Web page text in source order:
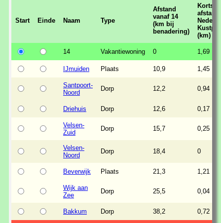
Start Einde Naam Type
Afstand
vanaf 14
(km bij
benadering)
Kortste
(km)
14 Vakantiewoning 0 1,69
IJmuiden Plaats 10,9 1,45
Santpoort-
Noord
Dorp 12,2 0,94
Driehuis Dorp 12,6 0,17
Velsen-
Zuid
Dorp 15,7 0,25
Velsen-
Noord
Dorp 18,4 0
Beverwijk Plaats 21,3 1,21
Wijk aan
Zee
Dorp 25,5 0,04
Bakkum Dorp 38,2 0,72